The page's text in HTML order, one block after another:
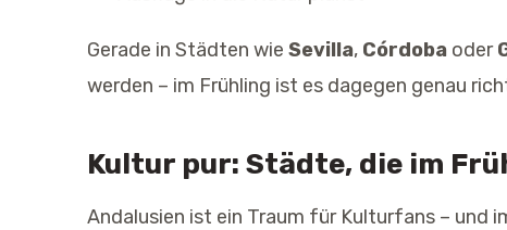
Gerade in Städten wie Sevilla, Córdoba oder
werden – im Frühling ist es dagegen genau
Kultur pur: Städte, die im
Andalusien ist ein Traum für Kulturfans – und